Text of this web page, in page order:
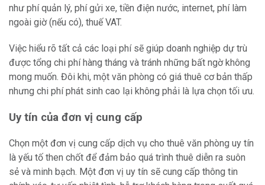
như phí quản lý, phí gửi xe, tiền điện nước, internet, phí làm
ngoài giờ (nếu có), thuế VAT.
Việc hiểu rõ tất cả các loại phí sẽ giúp doanh nghiệp dự trù
được tổng chi phí hàng tháng và tránh những bất ngờ không
mong muốn. Đôi khi, một văn phòng có giá thuê cơ bản thấp
nhưng chi phí phát sinh cao lại không phải là lựa chọn tối ưu.
Uy tín của đơn vị cung cấp
Chọn một đơn vị cung cấp dịch vụ cho thuê văn phòng uy tín
là yếu tố then chốt để đảm bảo quá trình thuê diễn ra suôn
sẻ và minh bạch. Một đơn vị uy tín sẽ cung cấp thông tin